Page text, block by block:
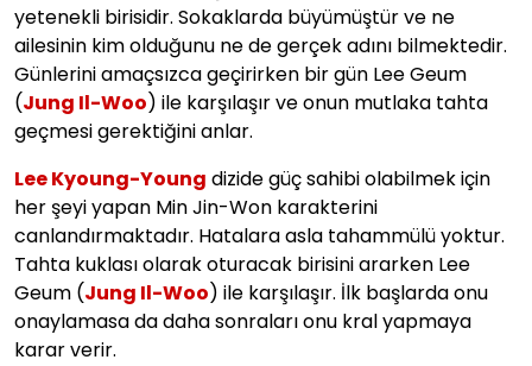
yetenekli birisidir. Sokaklarda büyümüştür ve ne
ailesinin kim olduğunu ne de gerçek adını bilmektedir.
Günlerini amaçsızca geçirirken bir gün Lee Geum
(Jung Il-Woo) ile karşılaşır ve onun mutlaka tahta
geçmesi gerektiğini anlar.
Lee Kyoung-Young dizide güç sahibi olabilmek için
her şeyi yapan Min Jin-Won karakterini
canlandırmaktadır. Hatalara asla tahammülü yoktur.
Tahta kuklası olarak oturacak birisini ararken Lee
Geum (Jung Il-Woo) ile karşılaşır. İlk başlarda onu
onaylamasa da daha sonraları onu kral yapmaya
karar verir.